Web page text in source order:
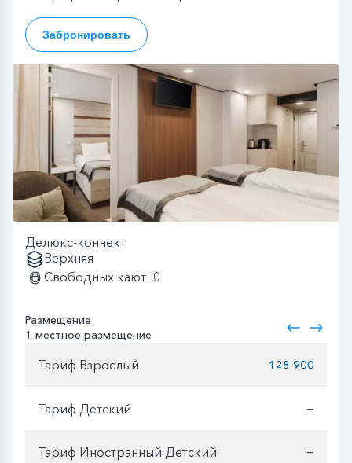
Забронировать
Делюкс-коннект
Верхняя
Свободных кают: 0
Размещение
1-местное размещение
Тариф Взрослый 128 900
Тариф Детский —
Тариф Иностранный Детский —